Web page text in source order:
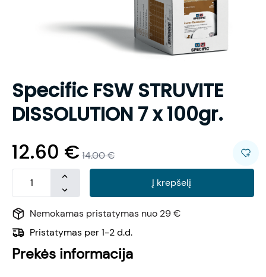
Specific FSW STRUVITE
DISSOLUTION 7 x 100gr.
12.60 € 14.00€
Į krepšelį
Nemokamas pristatymas nuo 29 €
Pristatymas per 1-2 d.d.
Prekės informacija